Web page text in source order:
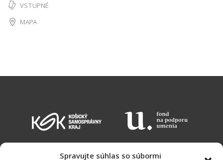
Spravujte súhlas so súbormi
VSTUPNÉ
MAPA